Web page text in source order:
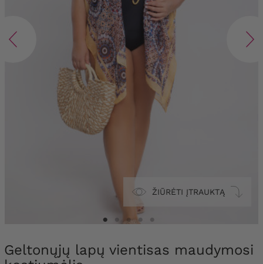
ŽIŪRĖTI ĮTRAUKTĄ
Geltonųjų lapų vientisas maudymosi